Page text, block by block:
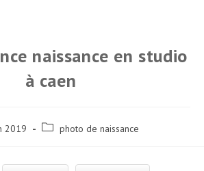
naissance en studio
à caen
2019
Post photo de naissance